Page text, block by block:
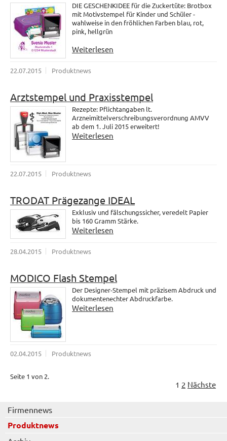
DIE GESCHENKIDEE für die Zuckertüte: Brotbox
mit Motivstempel für Kinder und Schüler -
wahlweise in den fröhlichen Farben blau, rot,
pink, hellgrün
Weiterlesen
22.07.2015 Produktnews
Arztstempel und Praxisstempel
Rezepte: Pflichtangaben lt.
Arzneimittelverschreibungsverordnung AMVV
ab dem 1. Juli 2015 erweitert!
Weiterlesen
22.07.2015 Produktnews
TRODAT Prägezange IDEAL
Exklusiv und fälschungssicher, veredelt Papier
bis 160 Gramm Stärke.
Weiterlesen
28.04.2015 Produktnews
MODICO Flash Stempel
Der Designer-Stempel mit präzisem Abdruck und
dokumentenechter Abdruckfarbe.
Weiterlesen
02.04.2015 Produktnews
Seite 1 von 2.
1 2 Nächste
Firmennews
Produktnews